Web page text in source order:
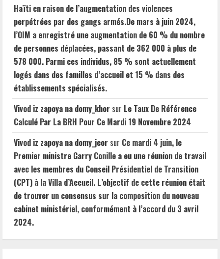
Haïti en raison de l’augmentation des violences
perpétrées par des gangs armés.De mars à juin 2024,
l’OIM a enregistré une augmentation de 60 % du nombre
de personnes déplacées, passant de 362 000 à plus de
578 000. Parmi ces individus, 85 % sont actuellement
logés dans des familles d’accueil et 15 % dans des
établissements spécialisés.
Vivod iz zapoya na domy_khor sur Le Taux De Référence
Calculé Par La BRH Pour Ce Mardi 19 Novembre 2024
Vivod iz zapoya na domy_jeor sur Ce mardi 4 juin, le
Premier ministre Garry Conille a eu une réunion de travail
avec les membres du Conseil Présidentiel de Transition
(CPT) à la Villa d’Accueil. L’objectif de cette réunion était
de trouver un consensus sur la composition du nouveau
cabinet ministériel, conformément à l’accord du 3 avril
2024.